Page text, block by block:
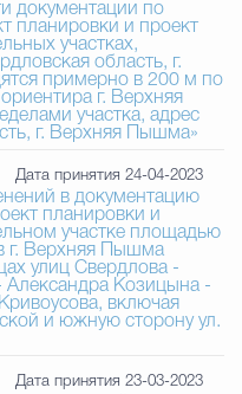
документации по
планировки и проект
участках,
область, г.
примерно в 200 м по
г. Верхняя
г. Верхняя Пышма»
Дата принятия 24-04-2023
в документацию
планировки и
участке площадью
г. Верхняя Пышма
улиц Свердлова -
Козицына -
включая
и южную сторону ул.
Дата принятия 23-03-2023